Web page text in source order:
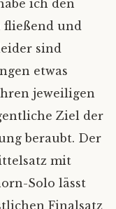
ich den
fließend und
sind
etwas
jeweiligen
Ziel der
beraubt. Der
mit
Solo lässt
Finalsatz